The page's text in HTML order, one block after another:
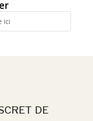
de